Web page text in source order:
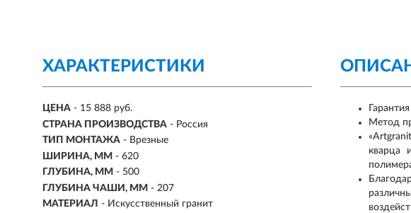
ХАРАКТЕРИСТИКИ
ЦЕНА - 15 888 руб.
СТРАНА ПРОИЗВОДСТВА - Россия
ТИП МОНТАЖА - Врезные
ШИРИНА, ММ - 620
ГЛУБИНА, ММ - 500
ГЛУБИНА ЧАШИ, ММ - 207
МАТЕРИАЛ - Искусственный гранит
Метод
кварца